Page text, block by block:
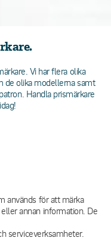
Vi har flera olika
de olika modellerna samt
Handla prismärkare
används för att märka
annan information. De
serviceverksamheter.